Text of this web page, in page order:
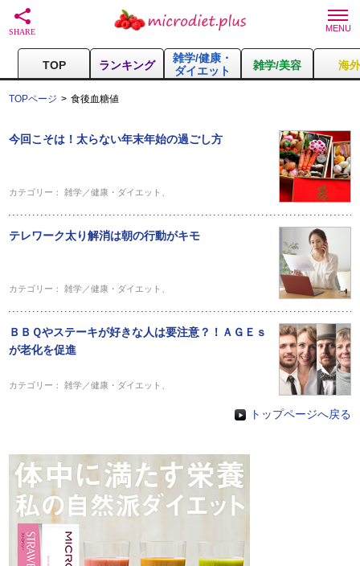
TOP ランキング
雑学/健康・
ダイエット
雑学/美容 海
TOPページ 食後血糖値
今回こそは！太らない年末年始の過ごし方
カテゴリー：雑学／健康・ダイエット
テレワーク太り解消は朝の行動がキモ
カテゴリー：雑学／健康・ダイエット
ＢＢＱやステーキが好きな人は要注意？！ＡＧＥｓ
が老化を促進
カテゴリー：雑学／健康・ダイエット
トップページへ戻る